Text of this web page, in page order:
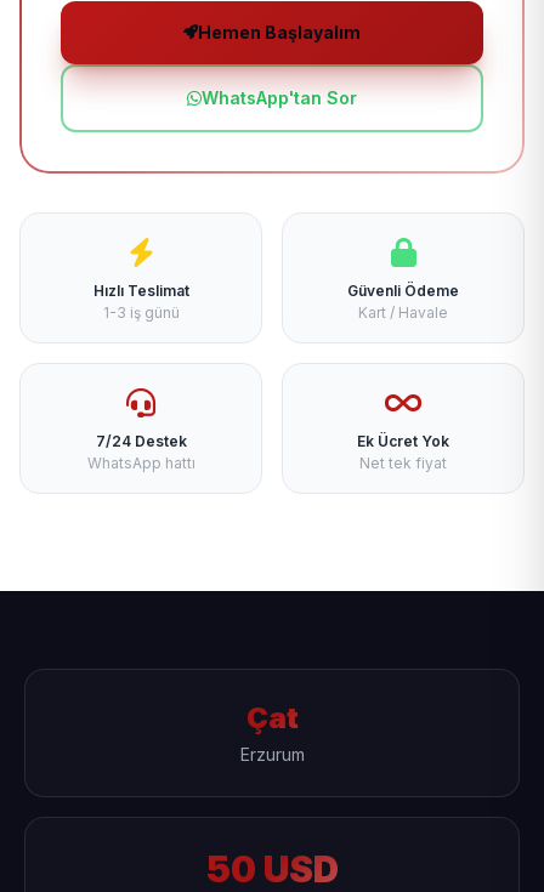
Hemen Başlayalım
WhatsApp'tan Sor
Hızlı Teslimat
1-3 iş günü
Güvenli Ödeme
Kart / Havale
7/24 Destek
WhatsApp hattı
Ek Ücret Yok
Net tek fiyat
Çat
Erzurum
50 USD